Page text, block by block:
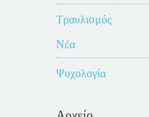
Τραυλισμός
Νέα
Ψυχολογία